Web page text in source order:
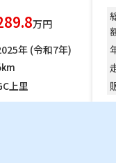
万円
年 (令和7年)
上里